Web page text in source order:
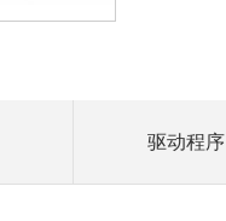
驱动程序